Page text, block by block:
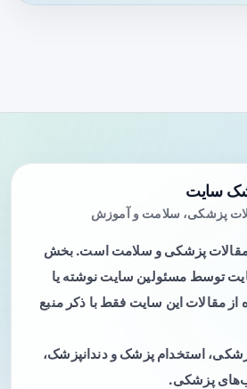
سایت
پزشکی، سلامت و آموزش
پزشکی و سلامت است. بخش
توسط مسئولین سایت نوشته یا
از مقالات این سایت فقط با ذکر منبع
استخدام پزشک و دندانپزشک،